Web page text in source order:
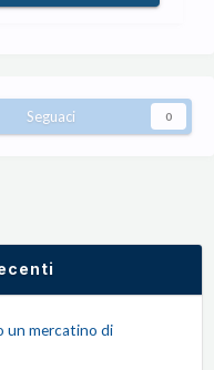
Seguaci 0
un mercatino di